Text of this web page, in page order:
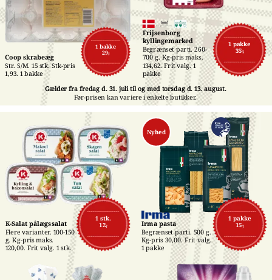
1 pakke
35,-
Frijsenborg
kyllingemarked
Begrænset parti. 260-
700 g. Kg-pris maks.
134,62. Frit valg. 1
pakke
Gælder fra fredag d. 31. juli til og med torsdag d. 13. august.
Før-prisen kan variere i enkelte butikker.
1 bakke
29,-
Coop skrabeæg
Str. S/M. 15 stk. Stk-pris
1,93. 1 bakke
1 stk.
12,-
K-Salat pålægssalat
Flere varianter. 100-150
g. Kg-pris maks.
120,00. Frit valg. 1 stk.
1 pakke
15,-
Nyhed
Irma pasta
Begrænset parti. 500 g.
Kg-pris 30,00. Frit valg.
1 pakke